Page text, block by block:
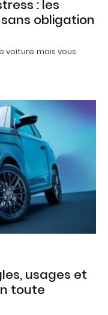
: les
obligation
voiture mais vous
usages et
toute